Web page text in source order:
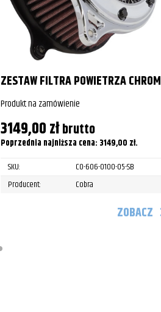
ZESTAW FILTRA POWIETRZA CHROM
Produkt na zamówienie
3149,00złbrutto
Poprzednia najniższa cena: 3149,00 zł.
SKU:
CO-606-0100-05-SB
Producent:
Cobra
ZOBACZ